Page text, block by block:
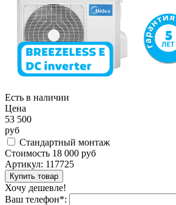
Есть в наличии
Цена
53 500
руб
Стандартный монтаж
Стоимость 18 000 руб
Артикул: 117725
Хочу дешевле!
Ваш телефон*: